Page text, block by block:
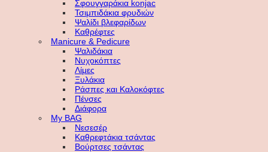
Σφουγγαράκια konjac
Τσιμπιδάκια φρυδιών
Ψαλίδι βλεφαρίδων
Καθρέφτες
Manicure & Pedicure
Ψαλιδάκια
Νυχοκόπτες
Λίμες
Ξυλάκια
Ράσπες και Καλοκόφτες
Πένσες
Διάφορα
My BAG
Νεσεσέρ
Καθρεφτάκια τσάντας
Βούρτσες τσάντας